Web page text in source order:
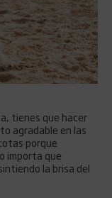
tienes que hacer
agradable en las
porque
importa que
la brisa del